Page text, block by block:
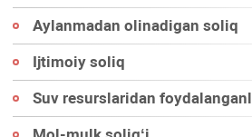
Aylanmadan olinadigan soliq
Ijtimoiy soliq
Suv resurslaridan